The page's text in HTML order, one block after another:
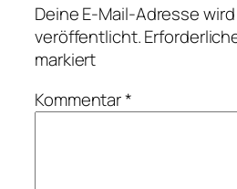
Deine E-Mail-Adresse
veröffentlicht.
markiert
Kommentar*